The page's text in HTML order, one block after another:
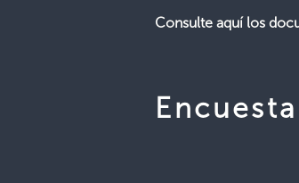
Consulte aquí los